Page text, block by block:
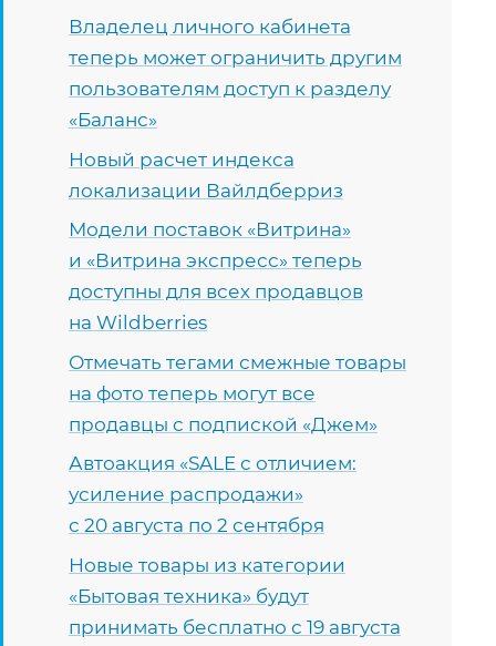
Владелец личного кабинета
теперь может ограничить другим
пользователям доступ к разделу
«Баланс»
Новый расчет индекса
локализации Вайлдберриз
Модели поставок «Витрина»
и «Витрина экспресс» теперь
доступны для всех продавцов
на Wildberries
Отмечать тегами смежные товары
на фото теперь могут все
продавцы с подпиской «Джем»
Автоакция «SALE с отличием:
усиление распродажи»
с 20 августа по 2 сентября
Новые товары из категории
«Бытовая техника» будут
принимать бесплатно с 19 августа